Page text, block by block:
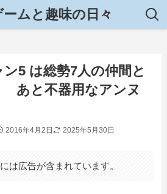
ームと趣味の日々
5 は総勢7人の仲間と
あと不器用なアンヌ
2016年4月2日 2025年5月30日
は広告が含まれています。